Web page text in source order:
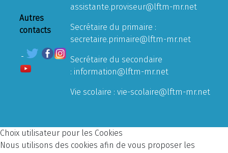
Autres
contacts
assistante.proviseur@lftm-mr.net
Secrétaire du primaire :
secretaire.primaire@lftm-mr.net
Secrétaire du secondaire
: information@lftm-mr.net
Vie scolaire : vie-scolaire@lftm-mr.net
Choix utilisateur pour les Cookies
Nous utilisons des cookies afin de vous proposer les